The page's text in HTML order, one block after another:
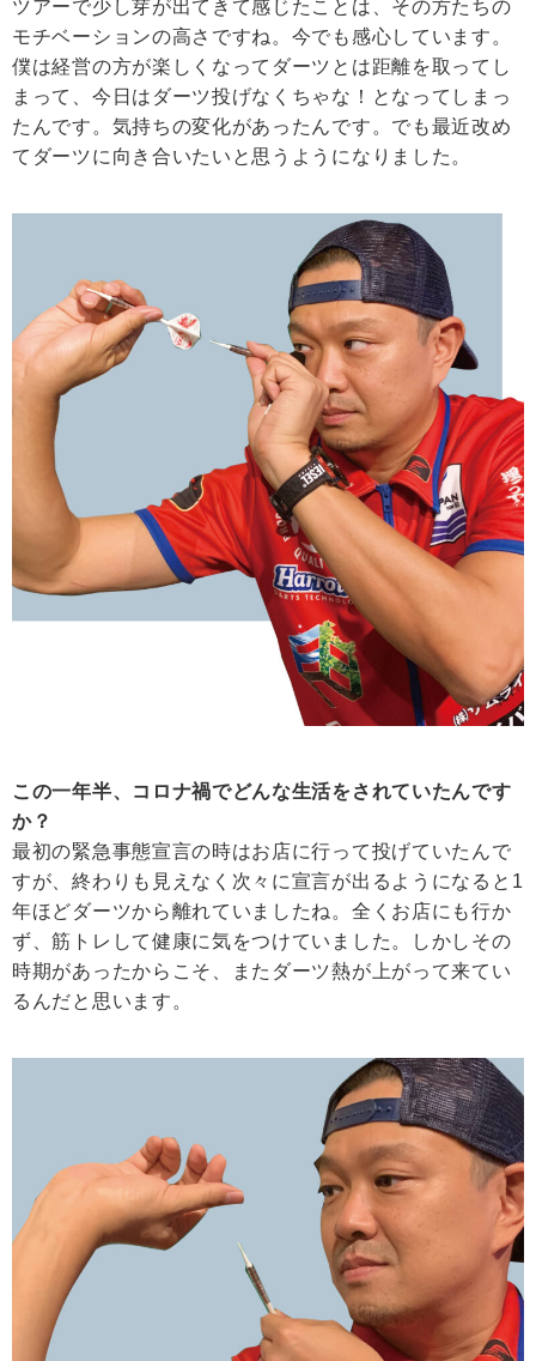
ツアーで少し芽が出てきて感じたことは、その方たちの
モチベーションの高さですね。今でも感心しています。
僕は経営の方が楽しくなってダーツとは距離を取ってし
まって、今日はダーツ投げなくちゃな！となってしまっ
たんです。気持ちの変化があったんです。でも最近改め
てダーツに向き合いたいと思うようになりました。
この一年半、コロナ禍でどんな生活をされていたんです
か？
最初の緊急事態宣言の時はお店に行って投げていたんで
すが、終わりも見えなく次々に宣言が出るようになると1
年ほどダーツから離れていましたね。全くお店にも行か
ず、筋トレして健康に気をつけていました。しかしその
時期があったからこそ、またダーツ熱が上がって来てい
るんだと思います。